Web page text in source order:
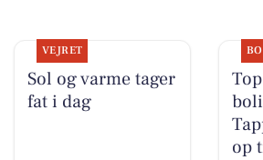
VEJRET
Sol og varme tager
fat i dag
op